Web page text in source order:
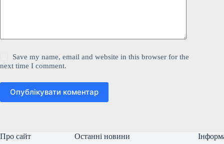
Save my name, email and website in this browser for the
next time I comment.
Опублікувати коментар
Про сайт Останні новини